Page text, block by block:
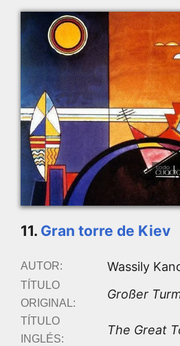
11. Gran torre de Kiev
AUTOR: Wassily
TÍTULO
ORIGINAL:
Großer
TÍTULO
INGLÉS:
The Great